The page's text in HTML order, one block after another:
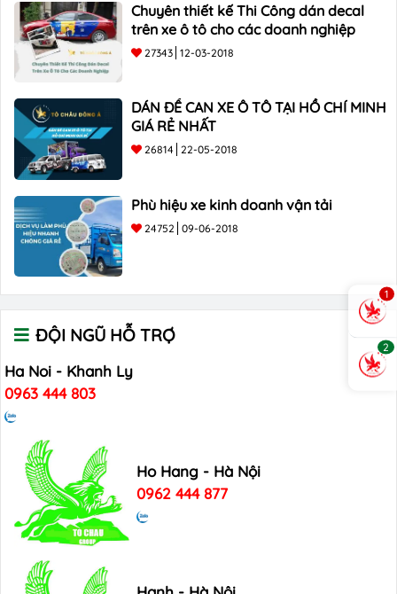
Chuyên thiết kế Thi Công dán decal
trên xe ô tô cho các doanh nghiệp
27343 12-03-2018
DÁN ĐỀ CAN XE Ô TÔ TẠI HỒ CHÍ MINH
GIÁ RẺ NHẤT
26814 22-05-2018
Phù hiệu xe kinh doanh vận tải
24752 09-06-2018
ĐỘI NGŨ HỖ TRỢ
Ha Noi - Khanh Ly
0963 444 803
Ho Hang - Hà Nội
0962 444 877
1
2